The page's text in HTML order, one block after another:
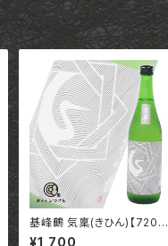
基峰鶴 気稟(きひん)【720m
l】/ 佐賀 合資会社基山商店
¥1,700